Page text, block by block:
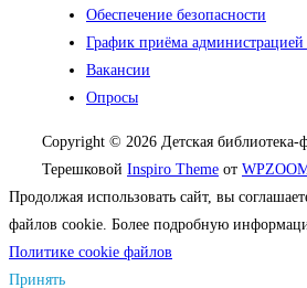
Обеспечение безопасности
График приёма
Вакансии
Опросы
Copyright © 2026 Детская
Терешковой Inspiro Theme от
Продолжая использовать сайт, вы
файлов cookie. Более подробную
Политике cookie файлов
Принять